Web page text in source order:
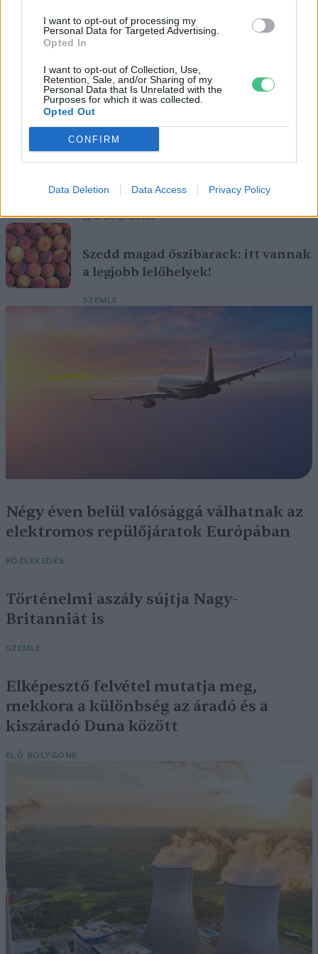
I want to opt-out of processing my
Personal Data for Targeted Advertising.
Opted In
I want to opt-out of Collection, Use,
Retention, Sale, and/or Sharing of my
Personal Data that Is Unrelated with the
Purposes for which it was collected.
Opted Out
CONFIRM
Data Deletion Data Access Privacy Policy
Magyarország tele van gyönyörű növényekkel, így arborétumokkal
is. A jó idő beköszöntével érdemes minél többet felkeresni.
Születésnapi programokkal várja a
Fővárosi Állatkert
ÉLŐ BOLYGÓNK
Szedd magad őszibarack: itt vannak
a legjobb lelőhelyek!
SZEMLE
Négy éven belül valósággá válhatnak az
elektromos repülőjáratok Európában
KÖZLEKEDÉS
Történelmi aszály sújtja Nagy-
Britanniát is
SZEMLE
Elképesztő felvétel mutatja meg,
mekkora a különbség az áradó és a
kiszáradó Duna között
ÉLŐ BOLYGÓNK